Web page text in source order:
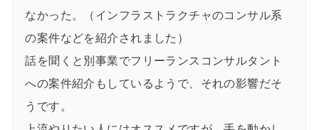
なかった。（インフラストラクチャのコンサル系
の案件などを紹介されました）
話を聞くと別事業でフリーランスコンサルタント
への案件紹介もしているようで、それの影響だそ
うです。